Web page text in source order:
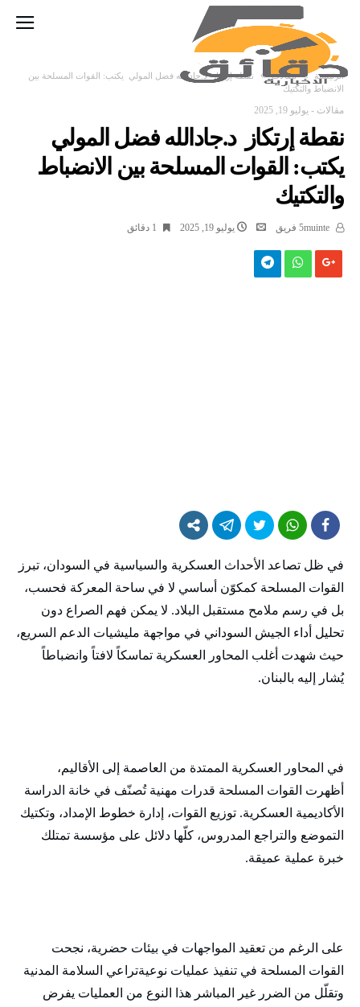
‫الرئيسية‬ مقالات
نقطة إرتكاز د.جادالله فضل المولي يكتب: القوات المسلحة بين
الانضباط والتكتيك
مقالات - يوليو 19, 2025
نقطة إرتكاز د.جادالله فضل المولي
يكتب: القوات المسلحة بين الانضباط
والتكتيك
يوليو 19, 2025 1 ‫دقائق‬
في ظل تصاعد الأحداث العسكرية والسياسية في السودان، تبرز
القوات المسلحة كمكوّن أساسي لا في ساحة المعركة فحسب،
بل في رسم ملامح مستقبل البلاد. لا يمكن فهم الصراع دون
تحليل أداء الجيش السوداني في مواجهة مليشيات الدعم السريع،
حيث شهدت أغلب المحاور العسكرية تماسكاً لافتاً وانضباطاً
يُشار إليه بالبنان.
في المحاور العسكرية الممتدة من العاصمة إلى الأقاليم،
أظهرت القوات المسلحة قدرات مهنية تُصنّف في خانة الدراسة
الأكاديمية العسكرية. توزيع القوات، إدارة خطوط الإمداد، وتكتيك
التموضع والتراجع المدروس، كلّها دلائل على مؤسسة تمتلك
خبرة عملية عميقة.
على الرغم من تعقيد المواجهات في بيئات حضرية، نجحت
القوات المسلحة في تنفيذ عمليات نوعيةتراعي السلامة المدنية
وتقلّل من الضرر غير المباشر هذا النوع من العمليات يفرض